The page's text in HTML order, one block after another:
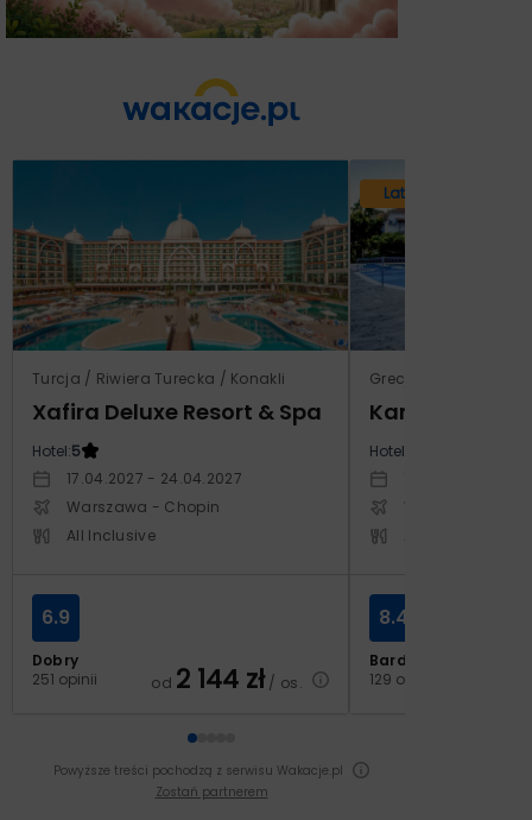
Turcja / Riwiera Turecka / Konakli
Xafira Deluxe Resort & Spa
Hotel:5
17.04.2027 - 24.04.2027
Warszawa - Chopin
All Inclusive
Dobry
251 opinii
6.9
od 2 144 zł/ os.
Lato 2026
Grecja / Samos /
Kampos
Hotel:
Warszawa -
Bardzo dobry
129 opinii
8.4
Powyższe treści pochodzą z serwisu Wakacje.pl
Zostań partnerem